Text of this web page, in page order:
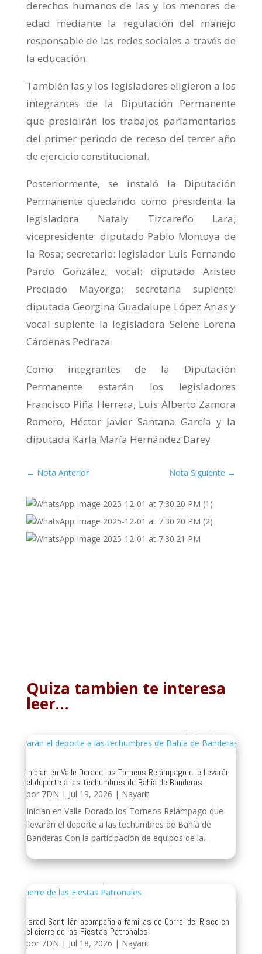
derechos humanos de las y los menores de
edad mediante la regulación del manejo
responsable de las redes sociales a través de
la educación.
También las y los legisladores eligieron a los
integrantes de la Diputación Permanente
que presidirán los trabajos parlamentarios
del primer periodo de receso del tercer año
de ejercicio constitucional.
Posteriormente, se instaló la Diputación
Permanente quedando como presidenta la
legisladora Nataly Tizcareño Lara;
vicepresidente: diputado Pablo Montoya de
la Rosa; secretario: legislador Luis Fernando
Pardo González; vocal: diputado Aristeo
Preciado Mayorga; secretaria suplente:
diputada Georgina Guadalupe López Arias y
vocal suplente la legisladora Selene Lorena
Cárdenas Pedraza.
Como integrantes de la Diputación
Permanente estarán los legisladores
Francisco Piña Herrera, Luis Alberto Zamora
Romero, Héctor Javier Santana García y la
diputada Karla María Hernández Darey.
← Nota Anterior Nota Siguiente →
Quiza tambien te interesa
leer…
Inician en Valle Dorado los Torneos Relámpago que llevarán
el deporte a las techumbres de Bahía de Banderas
por 7DN | Jul 19, 2026 | Nayarit
Inician en Valle Dorado los Torneos Relámpago que
llevarán el deporte a las techumbres de Bahía de
Banderas Con la participación de equipos de la...
Israel Santillán acompaña a familias de Corral del Risco en
el cierre de las Fiestas Patronales
por 7DN | Jul 18, 2026 | Nayarit